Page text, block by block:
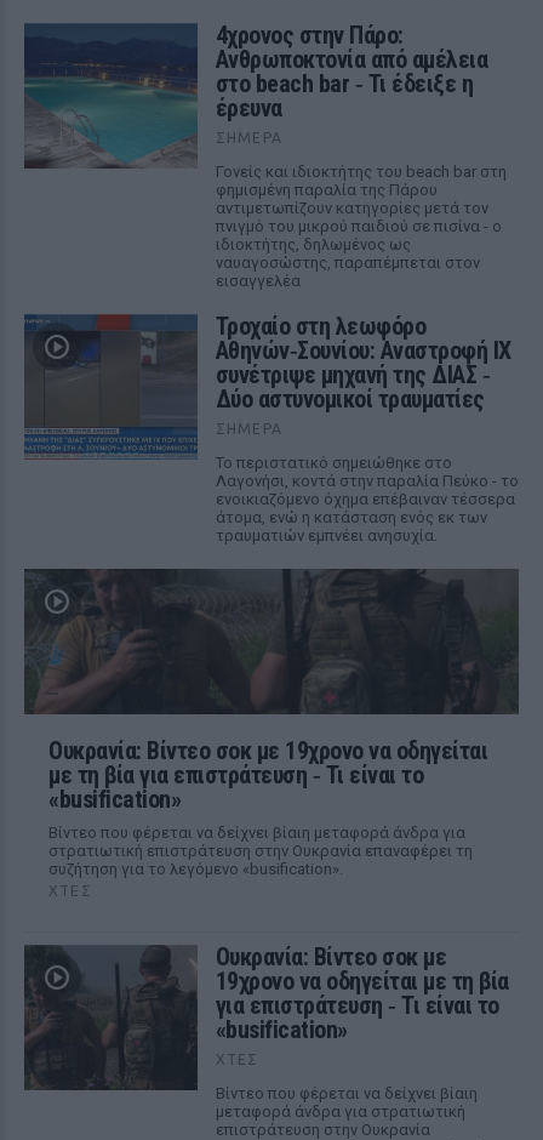
4χρονος στην Πάρο:
Ανθρωποκτονία από αμέλεια
στο beach bar ‑ Τι έδειξε η
έρευνα
ΣΉΜΕΡΑ
Γονείς και ιδιοκτήτης του beach bar στη
φημισμένη παραλία της Πάρου
αντιμετωπίζουν κατηγορίες μετά τον
πνιγμό του μικρού παιδιού σε πισίνα - ο
ιδιοκτήτης, δηλωμένος ως
ναυαγοσώστης, παραπέμπεται στον
εισαγγελέα
Τροχαίο στη λεωφόρο
Αθηνών‑Σουνίου: Αναστροφή ΙΧ
συνέτριψε μηχανή της ΔΙΑΣ ‑
Δύο αστυνομικοί τραυματίες
ΣΉΜΕΡΑ
Το περιστατικό σημειώθηκε στο
Λαγονήσι, κοντά στην παραλία Πεύκο - το
ενοικιαζόμενο όχημα επέβαιναν τέσσερα
άτομα, ενώ η κατάσταση ενός εκ των
τραυματιών εμπνέει ανησυχία.
Ουκρανία: Βίντεο σοκ με 19χρονο να οδηγείται
με τη βία για επιστράτευση ‑ Τι είναι το
«busification»
Βίντεο που φέρεται να δείχνει βίαιη μεταφορά άνδρα για
στρατιωτική επιστράτευση στην Ουκρανία επαναφέρει τη
συζήτηση για το λεγόμενο «busification».
ΧΤΕΣ
Ουκρανία: Βίντεο σοκ με
19χρονο να οδηγείται με τη βία
για επιστράτευση ‑ Τι είναι το
«busification»
ΧΤΕΣ
Βίντεο που φέρεται να δείχνει βίαιη
μεταφορά άνδρα για στρατιωτική
επιστράτευση στην Ουκρανία